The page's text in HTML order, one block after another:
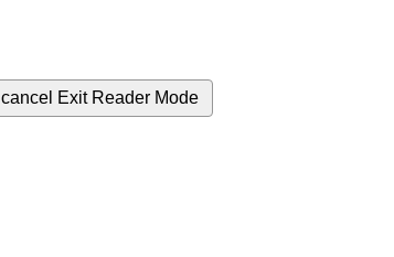
cancel Exit Reader Mode